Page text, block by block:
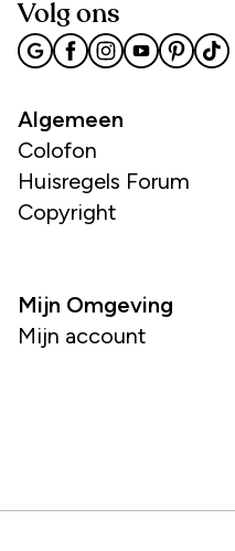
Volg ons
Algemeen
Colofon
Huisregels Forum
Copyright
Mijn Omgeving
Mijn account